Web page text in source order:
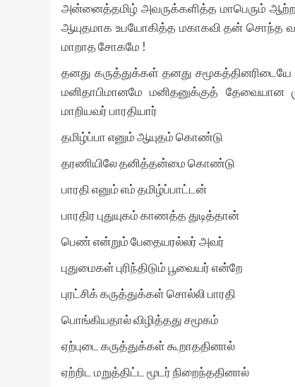
அன்னைத்தமிழ் அவருக்களித்த மாபெரும்
ஆயுதமாக உபயோகித்த மகாகவி தன் சொந்த
மாறாத சோகமே !
தனது கருத்துக்கள் தனது சமூகத்தினரிடையே
மனிதாபிமானமே மனிதனுக்குத்
மாறியவர் பாரதியார்
தமிழ்ப்பா எனும் ஆயுதம் கொண்டு
தரணியிலே தனித்தன்மை கொண்டு
பாரதி எனும் எம் தமிழ்ப்பாட்டன்
பாரதிர புதுயுகம் காணத்த துடித்தான்
பெண் என்றும் பேதையரல்லர் அவர்
புதுமைகள் புரிந்திடும் பூவையர் என்றே
புரட்சிக் கருத்துக்கள் சொல்லி பாரதி
பொங்கியதால் விழித்தது சமூகம்
ஏற்புடை கருத்துக்கள் கூறாததினால்
ஏற்றிட மறுத்திட்ட மூடர் நிறைந்ததினால்